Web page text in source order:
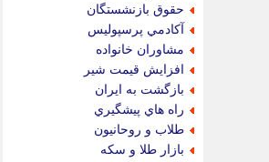
حقوق بازنشستگان
آكادمي پرسپوليس
مشاوران خانواده
افزايش قيمت شير
بازگشت به ايران
راه هاي پيشگيري
طلاب و روحانيون
بازار طلا و سكه